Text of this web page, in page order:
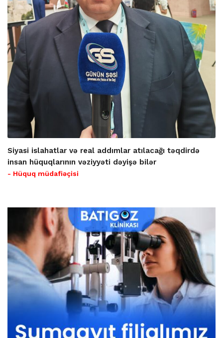
Siyasi islahatlar və real addımlar atılacağı təqdirdə
insan hüquqlarının vəziyyəti dəyişə bilər
- Hüquq müdafiəçisi